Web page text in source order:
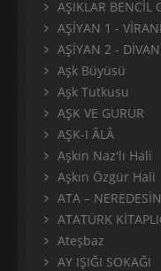
AŞIKLAR BENCİL
AŞİYAN 1 -
AŞİYAN 2 -
Aşk Büyüsü
Aşk Tutkusu
AŞK VE GURUR
AŞK-I ÂLÂ
Aşkın Naz'lı Hali
Aşkın Özgür Hali
ATA –
ATATÜRK
Ateşbaz
AY IŞIĞI SOKAĞI